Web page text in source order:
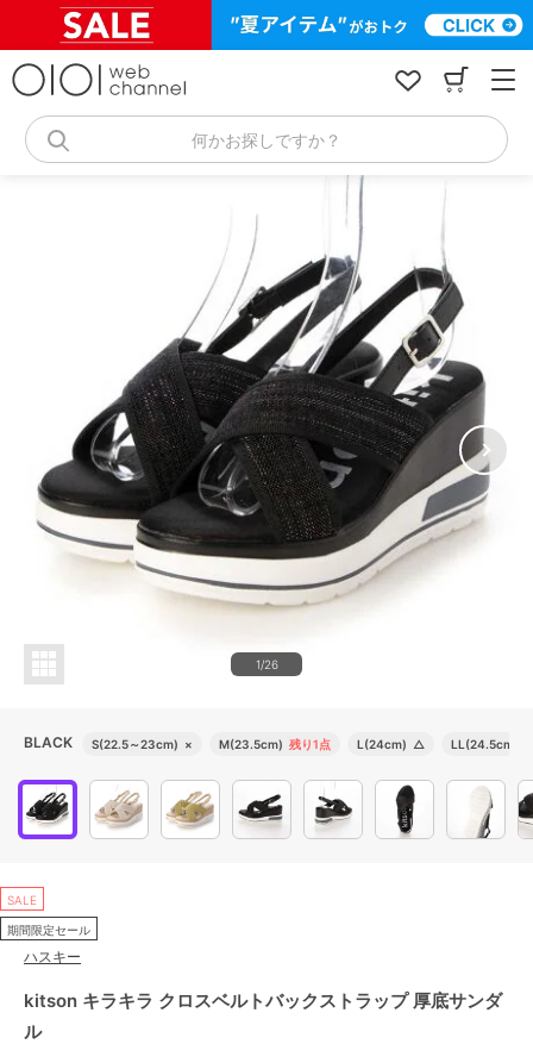
何かお探しですか？
1/26
BLACK S(22.5～23cm) × M(23.5cm) 残り1点 L(24cm) △ LL(24.5cm)
SALE
期間限定セール
ハスキー
kitson キラキラ クロスベルトバックストラップ 厚底サンダ
ル